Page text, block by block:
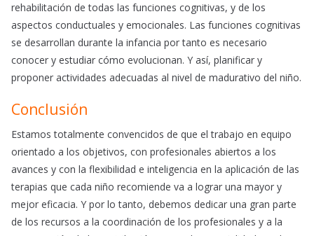
rehabilitación de todas las funciones cognitivas, y de los
aspectos conductuales y emocionales. Las funciones cognitivas
se desarrollan durante la infancia por tanto es necesario
conocer y estudiar cómo evolucionan. Y así, planificar y
proponer actividades adecuadas al nivel de madurativo del niño.
Conclusión
Estamos totalmente convencidos de que el trabajo en equipo
orientado a los objetivos, con profesionales abiertos a los
avances y con la flexibilidad e inteligencia en la aplicación de las
terapias que cada niño recomiende va a lograr una mayor y
mejor eficacia. Y por lo tanto, debemos dedicar una gran parte
de los recursos a la coordinación de los profesionales y a la